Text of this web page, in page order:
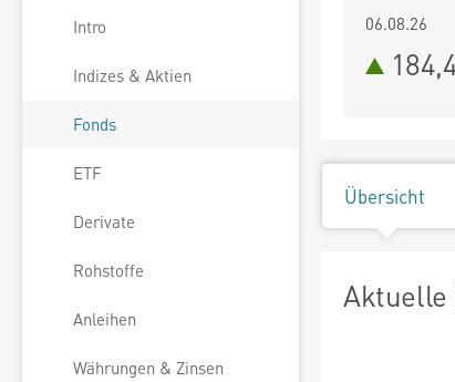
Intro
Indizes & Aktien
Fonds
ETF
Derivate
Rohstoffe
Anleihen
Währungen & Zinsen
06.08.26
Übersicht
Aktuelle